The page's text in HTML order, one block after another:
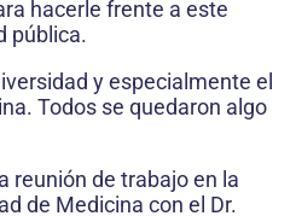
hacerle frente a este
pública.
y especialmente el
Todos se quedaron algo
reunión de trabajo en la
de Medicina con el Dr.